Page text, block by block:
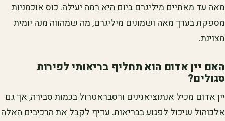
מאה עד מאתיים מיליגרם ביום היא רמה יעילה. כוס אוכמניות
מספקת בערך מאה ושמונים מיליגרם, מה שמהווה מנה יומית
מצוינת.
האם יין אדום הוא תחליף בריאותי לפירות
סגולים?
יין אדום מכיל אנתוציאנינים ורסבראטרול בכמות סבירה, אך גם
אלכוהול שיכול לפגוע בבריאות. עדיף לקבל את הרכיבים האלה